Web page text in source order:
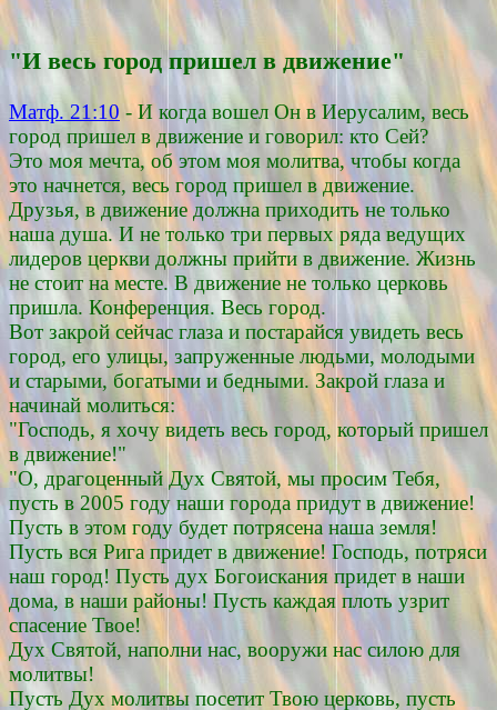
"И весь город пришел в движение"
Матф. 21:10 - И когда вошел Он в Иерусалим, весь
город пришел в движение и говорил: кто Сей?
Это моя мечта, об этом моя молитва, чтобы когда
это начнется, весь город пришел в движение.
Друзья, в движение должна приходить не только
наша душа. И не только три первых ряда ведущих
лидеров церкви должны прийти в движение. Жизнь
не стоит на месте. В движение не только церковь
пришла. Конференция. Весь город.
Вот закрой сейчас глаза и постарайся увидеть весь
город, его улицы, запруженные людьми, молодыми
и старыми, богатыми и бедными. Закрой глаза и
начинай молиться:
"Господь, я хочу видеть весь город, который пришел
в движение!"
"О, драгоценный Дух Святой, мы просим Тебя,
пусть в 2005 году наши города придут в движение!
Пусть в этом году будет потрясена наша земля!
Пусть вся Рига придет в движение! Господь, потряси
наш город! Пусть дух Богоискания придет в наши
дома, в наши районы! Пусть каждая плоть узрит
спасение Твое!
Дух Святой, наполни нас, вооружи нас силою для
молитвы!
Пусть Дух молитвы посетит Твою церковь, пусть